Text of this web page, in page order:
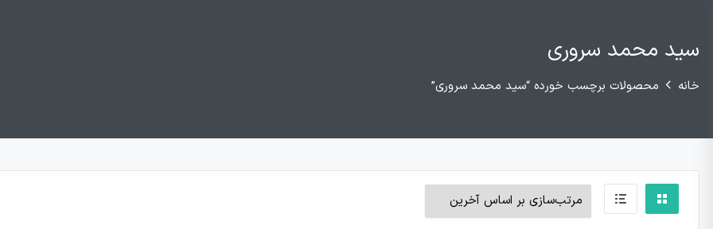
سید محمد سروری
خانه محصولات برچسب خورده “سید محمد سروری”